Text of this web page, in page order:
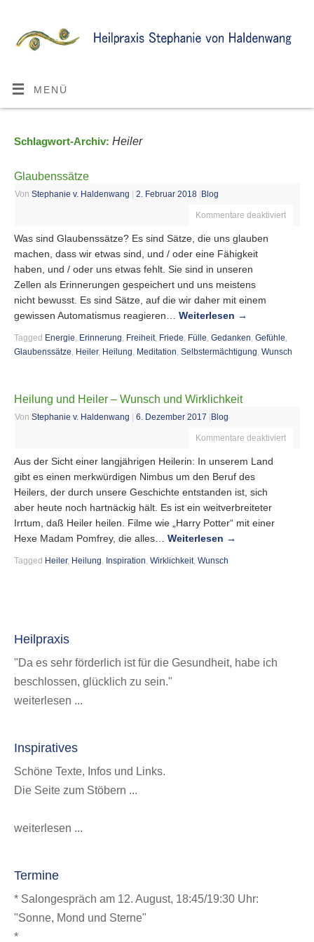
MENÜ
Schlagwort-Archiv:Heiler
Glaubenssätze
VonStephanie v. Haldenwang | 2. Februar 2018 |Blog
Kommentare deaktiviert
Was sind Glaubenssätze? Es sind Sätze, die uns glauben
machen, dass wir etwas sind, und / oder eine Fähigkeit
haben, und / oder uns etwas fehlt. Sie sind in unseren
Zellen als Erinnerungen gespeichert und uns meistens
nicht bewusst. Es sind Sätze, auf die wir daher mit einem
gewissen Automatismus reagieren…Weiterlesen →
Tagged Energie Erinnerung Freiheit, Friede Fülle ,Gedanken ,Gefühle
Glaubenssätze Heiler, Heilung Meditation ,Selbstermächtigung ,Wunsch
Heilung und Heiler – Wunsch und Wirklichkeit
VonStephanie v. Haldenwang | 6. Dezember 2017 |Blog
Kommentare deaktiviert
Aus der Sicht einer langjährigen Heilerin: In unserem Land
gibt es einen merkwürdigen Nimbus um den Beruf des
Heilers, der durch unsere Geschichte entstanden ist, sich
aber heute noch hartnäckig hält. Es ist ein weitverbreiteter
Irrtum, daß Heiler heilen. Filme wie „Harry Potter“ mit einer
Hexe Madam Pomfrey, die alles…Weiterlesen →
Tagged Heiler, Heilung Inspiration ,Wirklichkeit,Wunsch
Heilpraxis
"Da es sehr förderlich ist für die Gesundheit, habe ich
beschlossen, glücklich zu sein."
weiterlesen ...
Inspiratives
Schöne Texte, Infos und Links.
Die Seite zum Stöbern ...
weiterlesen ...
Termine
* Salongespräch am 12. August, 18:45/19:30 Uhr:
"Sonne, Mond und Sterne"
*